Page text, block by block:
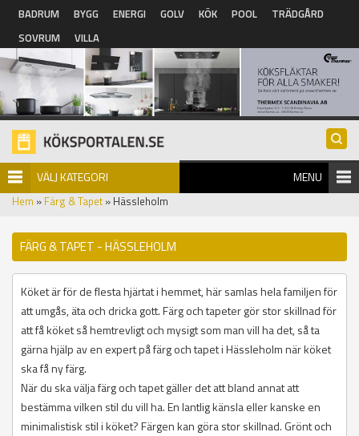
Hoppa till huvudinnehåll
BADRUM BYGG ENERGI GOLV KÖK POOL
TRÄDGÅRD
SOVRUM
VILLA
VÄLJ KATEGORI MENU
Hem » Färg & Tapet» Hässleholm
FÄRG & TAPET - HÄSSLEHOLM
Köket är för de flesta hjärtat i hemmet, här samlas hela familjen för
att umgås, äta och dricka gott. Färg och tapeter gör stor skillnad för
att få köket så hemtrevligt och mysigt som man vill ha det, så ta
gärna hjälp av en expert på färg och tapet i Hässleholm när köket
ska få ny färg.
När du ska välja färg och tapet gäller det att bland annat att
bestämma vilken stil du vill ha. En lantlig känsla eller kanske en
minimalistisk stil i köket? Färgen kan göra stor skillnad. Grönt och